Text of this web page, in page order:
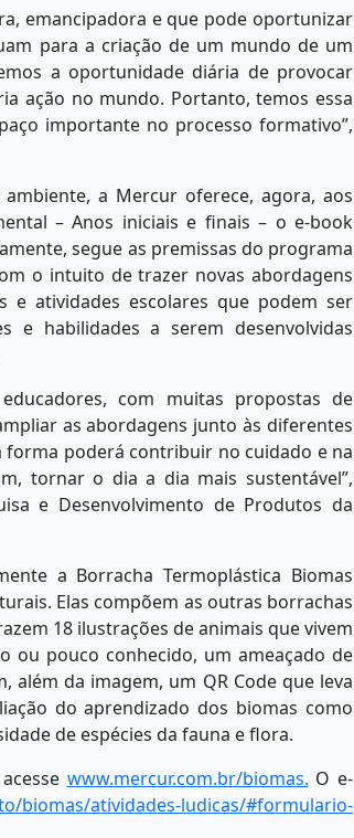
emancipadora e que pode oportunizar
para a criação de um mundo de um
a oportunidade diária de provocar
ação no mundo. Portanto, temos essa
importante no processo formativo”,
a Mercur oferece, agora, aos
– Anos iniciais e finais – o e-book
segue as premissas do programa
o intuito de trazer novas abordagens
atividades escolares que podem ser
e habilidades a serem desenvolvidas
com muitas propostas de
as abordagens junto às diferentes
forma poderá contribuir no cuidado e na
tornar o dia a dia mais sustentável”,
e Desenvolvimento de Produtos da
a Borracha Termoplástica Biomas
Elas compõem as outras borrachas
18 ilustrações de animais que vivem
ou pouco conhecido, um ameaçado de
além da imagem, um QR Code que leva
do aprendizado dos biomas como
de espécies da fauna e flora.
www.mercur.com.br/biomas. O e-
biomas/atividades-ludicas/#formulario-